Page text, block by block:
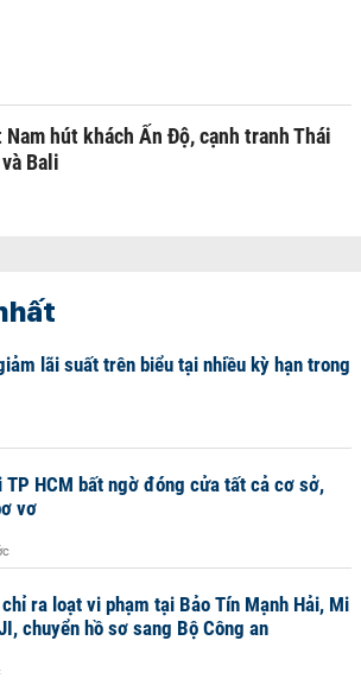
Nam hút khách Ấn Độ, cạnh tranh Thái
Bali
lãi suất trên biểu tại nhiều kỳ hạn trong
TP HCM bất ngờ đóng cửa tất cả cơ sở,
vơ
ra loạt vi phạm tại Bảo Tín Mạnh Hải, Mi
chuyển hồ sơ sang Bộ Công an